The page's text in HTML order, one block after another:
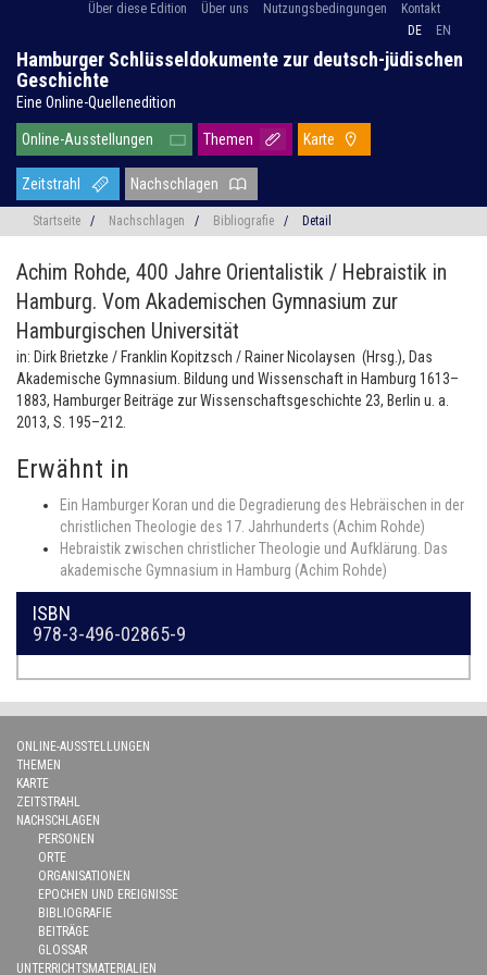
Über diese Edition Über uns Nutzungsbedingungen
Kontakt
DE
EN
Hamburger Schlüsseldokumente zur deutsch-jüdischen
Geschichte
Eine Online-Quellenedition
Online-Ausstellungen Themen Karte
Zeitstrahl Nachschlagen
Startseite / Nachschlagen / Bibliografie / Detail
Achim Rohde, 400 Jahre Orientalistik / Hebraistik in
Hamburg. Vom Akademischen Gymnasium zur
Hamburgischen Universität
in: Dirk Brietzke / Franklin Kopitzsch / Rainer Nicolaysen (Hrsg.), Das
Akademische Gymnasium. Bildung und Wissenschaft in Hamburg 1613–
1883, Hamburger Beiträge zur Wissenschaftsgeschichte 23, Berlin u. a.
2013, S. 195–212.
Erwähnt in
Ein Hamburger Koran und die Degradierung des Hebräischen in der
christlichen Theologie des 17. Jahrhunderts (Achim Rohde)
Hebraistik zwischen christlicher Theologie und Aufklärung. Das
akademische Gymnasium in Hamburg (Achim Rohde)
ISBN
978-3-496-02865-9
ONLINE-AUSSTELLUNGEN
THEMEN
KARTE
ZEITSTRAHL
NACHSCHLAGEN
PERSONEN
ORTE
ORGANISATIONEN
EPOCHEN UND EREIGNISSE
BIBLIOGRAFIE
BEITRÄGE
GLOSSAR
UNTERRICHTSMATERIALIEN